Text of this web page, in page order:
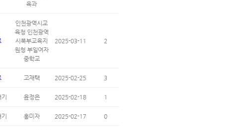
육과
인천광역시교
육청 인천광역
시북부교육지
원청 부일여자
중학교
2025-03-11 2
고재택 2025-02-25 3
윤정은 2025-02-18 1
홍미자 2025-02-17 0